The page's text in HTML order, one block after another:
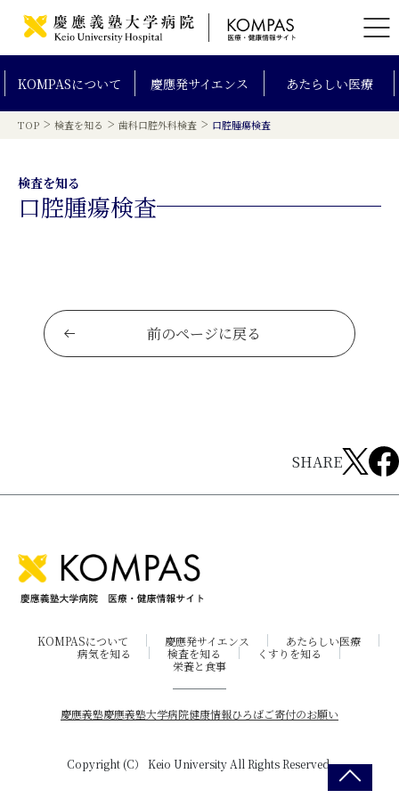
KOMPASについて 慶應発サイエンス あたらしい医療
TOP > 検査を知る > 歯科口腔外科検査 > 口腔腫瘍検査
検査を知る
口腔腫瘍検査
前のページに戻る
SHARE
KOMPASについて 慶應発サイエンス
あたらしい医療
病気を知る
検査を知る
くすりを知る
栄養と食事
慶應義塾慶應義塾大学病院健康情報ひろばご寄付のお願い
Copyright (C） Keio University All Rights Reserved.